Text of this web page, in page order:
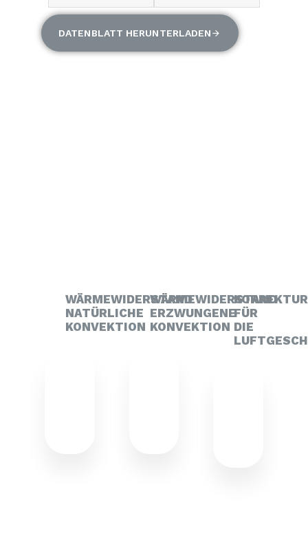
DATENBLATT HERUNTERLADEN
WÄRMEWIDERSTAND
NATÜRLICHE
KONVEKTION
WÄRMEWIDERSTAND
ERZWUNGENE
KONVEKTION
FÜR
DIE